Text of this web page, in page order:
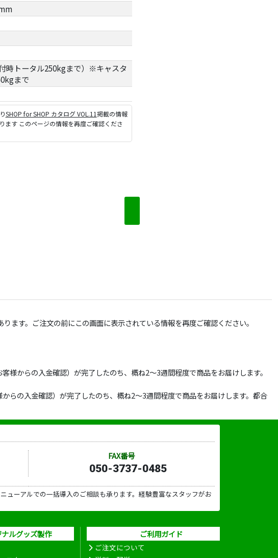
時トータル250kgまで）※キャスタ
まで
SHOP for SHOP カタログ VOL.11掲載の情報
ます このページの情報を再度ご確認くださ
ます。ご注文の前にこの画面に表示されている情報を再度ご確認ください。
からの入金確認）が完了したのち、概ね2～3週間程度で商品をお届けします。
らの入金確認）が完了したのち、概ね2～3週間程度で商品をお届けします。都合
FAX番号
050-3737-0485
ーアルでの一括導入のご相談も承ります。経験豊富なスタッフがお
ルグッズ製作 ご利用ガイド
ご注文について